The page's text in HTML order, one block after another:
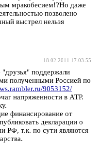
мракобесием!?Но даже
позволено
выстрел нельзя
18.02.2011 17:03:55
поддержали
полученными Россией по
9053152/
напряженности в АТР.
финансирование от
декларации о
РФ, т.к. по сути являются